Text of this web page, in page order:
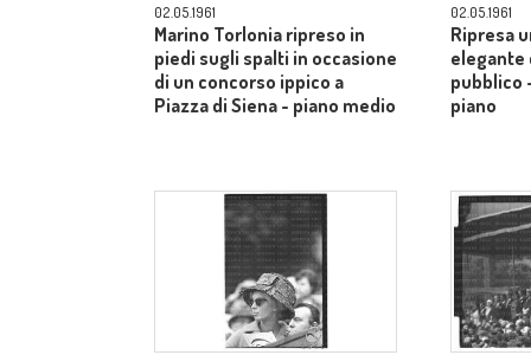
02.05.1961
Marino Torlonia ripreso in
piedi sugli spalti in occasione
di un concorso ippico a
Piazza di Siena - piano medio
02.05.1961
Ripresa
elegante
pubblico
piano